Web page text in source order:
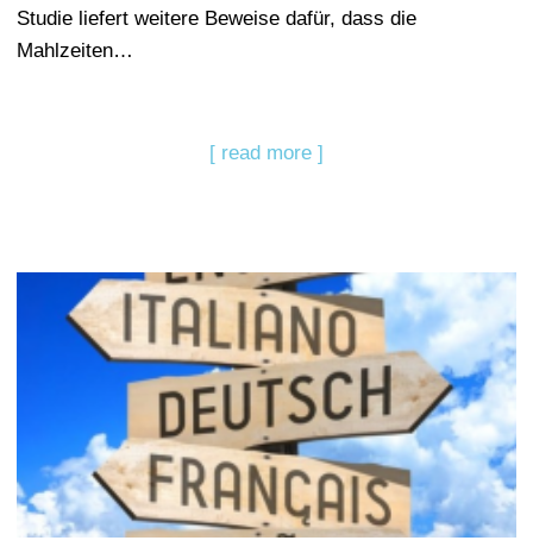
Studie liefert weitere Beweise dafür, dass die
Mahlzeiten…
[ read more ]